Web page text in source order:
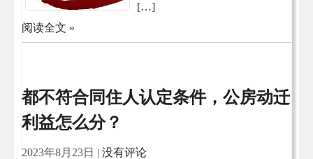
[…]
阅读全文 »
都不符合同住人认定条件，公房动迁
利益怎么分？
2023年8月23日 | 没有评论